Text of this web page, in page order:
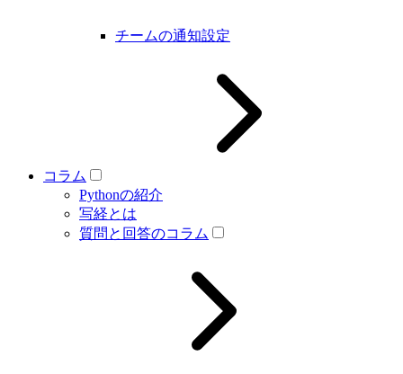
チームの通知設定
コラム
Pythonの紹介
写経とは
質問と回答のコラム